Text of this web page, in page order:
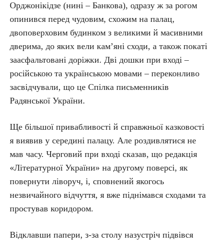
Орджонікідзе (нині – Банкова), одразу ж за рогом
опинився перед чудовим, схожим на палац,
двоповерховим будинком з великими й масивними
дверима, до яких вели кам’яні сходи, а також покаті
заасфальтовані доріжки. Дві дошки при вході –
російською та українською мовами – переконливо
засвідчували, що це Спілка письменників
Радянської України.
Ще більшої привабливості й справжньої казковості
я виявив у середині палацу. Але роздивлятися не
мав часу. Черговий при вході сказав, що редакція
«Літературної України» на другому поверсі, як
повернути ліворуч, і, сповнений якогось
незвичайного відчуття, я вже піднімався сходами та
простував коридором.
Відклавши папери, з-за столу назустріч підвівся